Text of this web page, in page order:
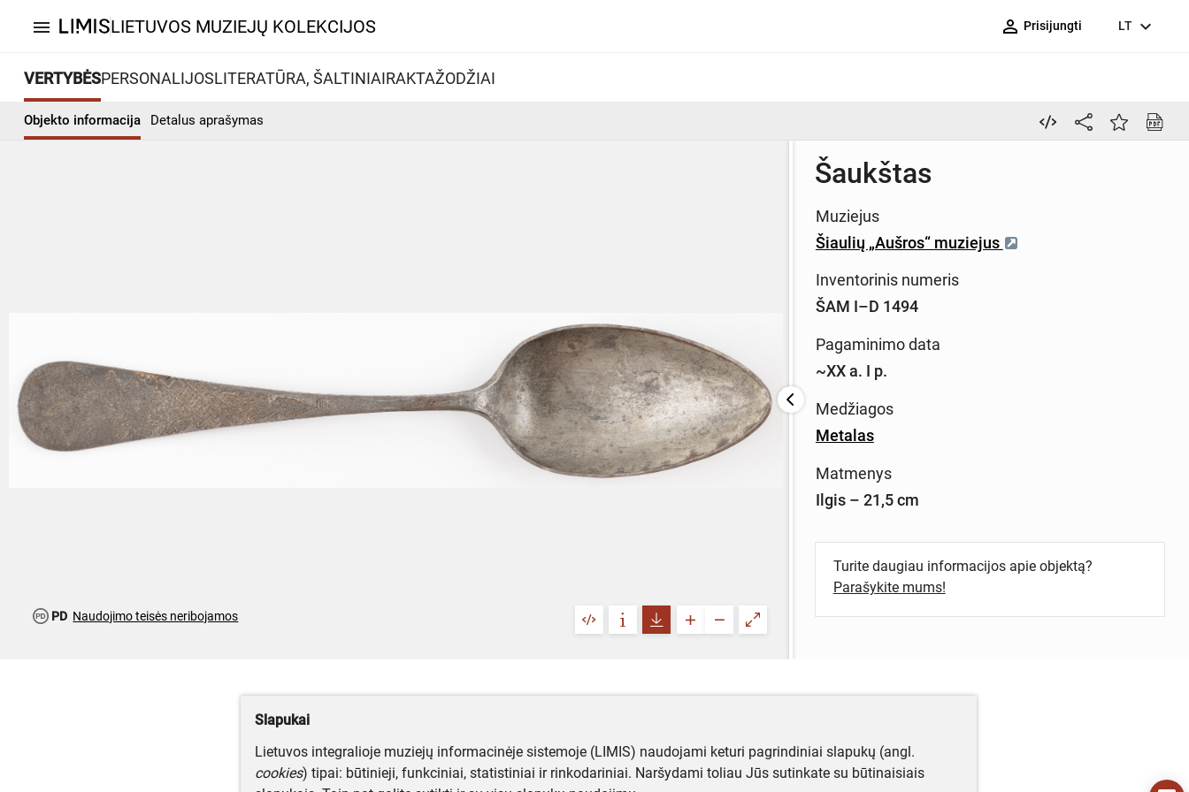
menu LIETUVOS MUZIEJŲ KOLEKCIJOS person_outline Prisijungti LT expand_more
VERTYBĖSPERSONALIJOSLITERATŪRA, ŠALTINIAIRAKTAŽODŽIAI
Objekto informacija Detalus aprašymas
PD Naudojimo teisės neribojamos
Šaukštas
Muziejus
Šiaulių „Aušros“ muziejus
Inventorinis numeris
ŠAM I–D 1494
Pagaminimo data
~XX a. I p.
Medžiagos
Metalas
Matmenys
Ilgis – 21,5 cm
Turite daugiau informacijos apie objektą?
Parašykite mums!
Slapukai
Lietuvos integralioje muziejų informacinėje sistemoje (LIMIS) naudojami keturi pagrindiniai slapukų (angl.
cookies) tipai: būtinieji, funkciniai, statistiniai ir rinkodariniai. Naršydami toliau Jūs sutinkate su būtinaisiais